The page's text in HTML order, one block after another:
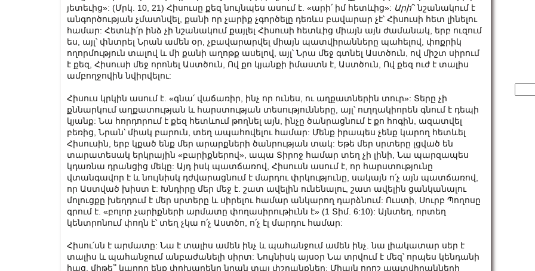
յե­տե­ւից»: (Մրկ. 10, 21) Հիսուսը քեզ նույնպես ասում է. «արի՛ իմ հետևից»: Արի՛՝ նշանակում է
անգործության չմատնվել, քանի որ չարիք չգործելը դեռևս բավարար չէ՝ Հիսուսի հետ լինելու
համար: Հետևի՛ր ինձ չի նշանակում քայլել Հիսուսի հետևից միայն այն ժամանակ, երբ ուզում
ես, այլ՝ փնտրել Նրան ամեն օր, չբավարարվել միայն պատվիրանները պահելով, փոքրիկ
ողորմություն տալով և մի քանի աղոթք ասելով, այլ՝ Նրա մեջ գտնել Աստծուն, ով միշտ սիրում
է քեզ, Հիսուսի մեջ որոնել Աստծուն, Ով քո կյանքի իմաստն է, Աստծուն, Ով քեզ ուժ է տալիս
ամբողջովին նվիրվելու:
Հիսուս կրկին ասում է. «գնա՛ վա­ճա­ռիր, ինչ որ ու­նես, ու աղ­քատ­նե­րին տուր»: Տերը չի
քննարկում աղքատության և հարստության տեսությունները, այլ՝ ուղղակիորեն գնում է դեպի
կյանք: Նա հորդորում է քեզ հետևում թողնել այն, ինչը ծանրացնում է քո հոգին, ազատվել
բեռից, Նրան՝ միակ բարուն, տեղ ապահովելու համար: Մենք իրապես չենք կարող հետևել
Հիսուսին, երբ կքած ենք մեր արարքների ծանրության տակ: Եթե մեր սրտերը լցված են
տարատեսակ երկրային «բարիքներով», ապա Տիրոջ համար տեղ չի լինի, Նա պարզապես
կդառնա դրանցից մեկը: Այդ իսկ պատճառով, Հիսուսն ասում է, որ հարստությունը
վտանգավոր է և նույնիսկ դժվարացնում է մարդու փրկությունը, սակայն ո՛չ այն պատճառով,
որ Աստված խիստ է: Խնդիրը մեր մեջ է. շատ ավելին ունենալու, շատ ավելին ցանկանալու
մոլուցքը խեղդում է մեր սրտերը և սիրելու համար անկարող դարձնում: Ուստի, Սուրբ Պողոսը
գրում է. «բո­լոր չա­րիք­նե­րի ար­մա­տը փո­ղա­սի­րու­թիւ­նն է» (1 Տիմ. 6:10): Այնտեղ, որտեղ
կենտրոնում փողն է՝ տեղ չկա ո՛չ Աստծո, ո՛չ էլ մարդու համար:
Հիսու՛սն է արմատը: Նա է տալիս ամեն ինչ և պահանջում ամեն ինչ. նա լիակատար սեր է
տալիս և պահանջում անբաժանելի սիրտ: Նույնիսկ այսօր Նա տրվում է մեզ՝ որպես կենդանի
հաց. միթե՞ կարող ենք փոխարենը նրան տալ փշրանքներ: Միայն որոշ պատվիրանների
for: